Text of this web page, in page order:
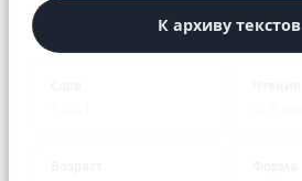
К архиву текстов